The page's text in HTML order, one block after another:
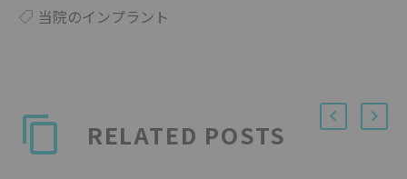
当院のインプラント
RELATED POSTS